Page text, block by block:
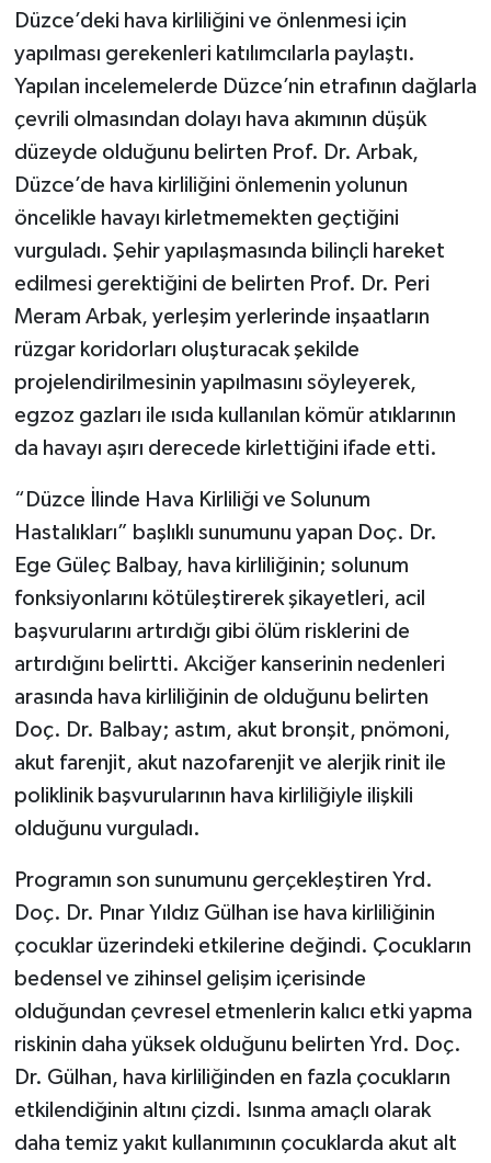
Düzce’deki hava kirliliğini ve önlenmesi için
yapılması gerekenleri katılımcılarla paylaştı.
Yapılan incelemelerde Düzce’nin etrafının dağlarla
çevrili olmasından dolayı hava akımının düşük
düzeyde olduğunu belirten Prof. Dr. Arbak,
Düzce’de hava kirliliğini önlemenin yolunun
öncelikle havayı kirletmemekten geçtiğini
vurguladı. Şehir yapılaşmasında bilinçli hareket
edilmesi gerektiğini de belirten Prof. Dr. Peri
Meram Arbak, yerleşim yerlerinde inşaatların
rüzgar koridorları oluşturacak şekilde
projelendirilmesinin yapılmasını söyleyerek,
egzoz gazları ile ısıda kullanılan kömür atıklarının
da havayı aşırı derecede kirlettiğini ifade etti.
“Düzce İlinde Hava Kirliliği ve Solunum
Hastalıkları” başlıklı sunumunu yapan Doç. Dr.
Ege Güleç Balbay, hava kirliliğinin; solunum
fonksiyonlarını kötüleştirerek şikayetleri, acil
başvurularını artırdığı gibi ölüm risklerini de
artırdığını belirtti. Akciğer kanserinin nedenleri
arasında hava kirliliğinin de olduğunu belirten
Doç. Dr. Balbay; astım, akut bronşit, pnömoni,
akut farenjit, akut nazofarenjit ve alerjik rinit ile
poliklinik başvurularının hava kirliliğiyle ilişkili
olduğunu vurguladı.
Programın son sunumunu gerçekleştiren Yrd.
Doç. Dr. Pınar Yıldız Gülhan ise hava kirliliğinin
çocuklar üzerindeki etkilerine değindi. Çocukların
bedensel ve zihinsel gelişim içerisinde
olduğundan çevresel etmenlerin kalıcı etki yapma
riskinin daha yüksek olduğunu belirten Yrd. Doç.
Dr. Gülhan, hava kirliliğinden en fazla çocukların
etkilendiğinin altını çizdi. Isınma amaçlı olarak
daha temiz yakıt kullanımının çocuklarda akut alt